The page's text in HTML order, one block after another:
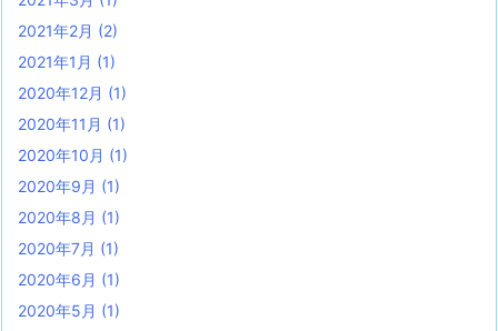
2021年2月 (2)
2021年1月 (1)
2020年12月 (1)
2020年11月 (1)
2020年10月 (1)
2020年9月 (1)
2020年8月 (1)
2020年7月 (1)
2020年6月 (1)
2020年5月 (1)